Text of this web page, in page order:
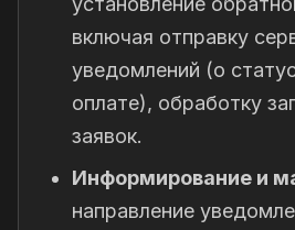
включая отправку
уведомлений (о
оплате), обработку
заявок.
Информирование и
направление